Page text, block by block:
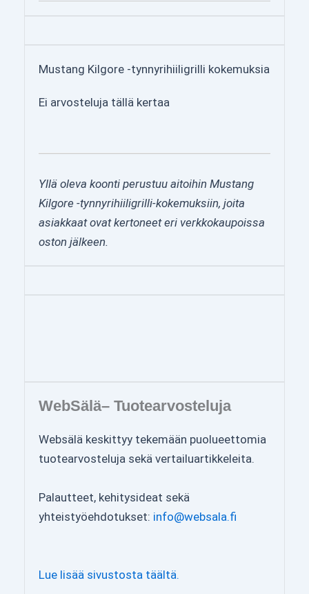
Mustang Kilgore -tynnyrihiiligrilli kokemuksia
Ei arvosteluja tällä kertaa
Yllä oleva koonti perustuu aitoihin Mustang
Kilgore -tynnyrihiiligrilli-kokemuksiin, joita
asiakkaat ovat kertoneet eri verkkokaupoissa
oston jälkeen.
WebSälä– Tuotearvosteluja
Websälä keskittyy tekemään puolueettomia
tuotearvosteluja sekä vertailuartikkeleita.
Palautteet, kehitysideat sekä
yhteistyöehdotukset: info@websala.fi
Lue lisää sivustosta täältä.